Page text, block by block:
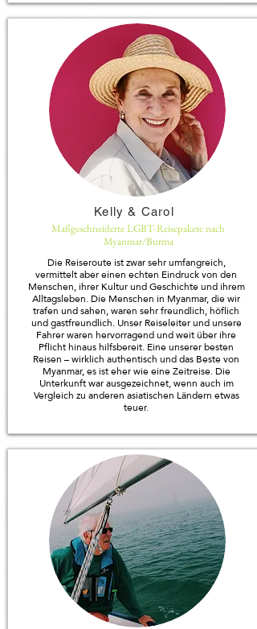
Kelly & Carol
Maßgeschneiderte LGBT-Reisepakete nach
Myanmar/Burma
Die Reiseroute ist zwar sehr umfangreich,
vermittelt aber einen echten Eindruck von den
Menschen, ihrer Kultur und Geschichte und ihrem
Alltagsleben. Die Menschen in Myanmar, die wir
trafen und sahen, waren sehr freundlich, höflich
und gastfreundlich. Unser Reiseleiter und unsere
Fahrer waren hervorragend und weit über ihre
Pflicht hinaus hilfsbereit. Eine unserer besten
Reisen – wirklich authentisch und das Beste von
Myanmar, es ist eher wie eine Zeitreise. Die
Unterkunft war ausgezeichnet, wenn auch im
Vergleich zu anderen asiatischen Ländern etwas
teuer.